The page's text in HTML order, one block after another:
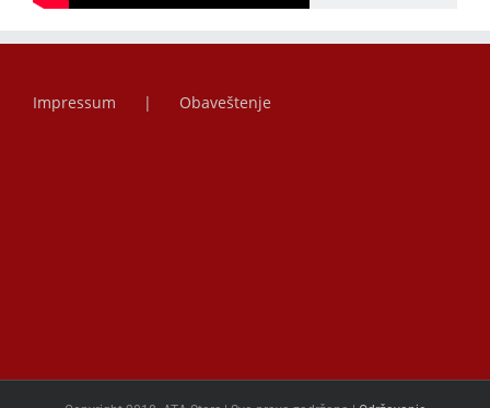
Impressum Obaveštenje